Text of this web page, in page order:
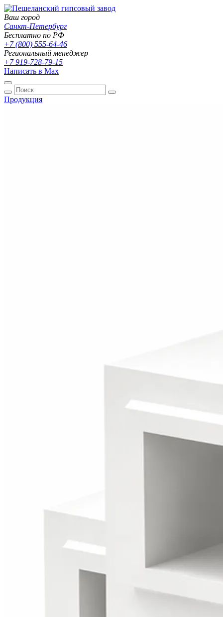
Ваш город
Санкт-Петербург
Бесплатно по РФ
+7 (800) 555-64-46
Региональный менеджер
+7 919-728-79-15
Написать в Max
Продукция